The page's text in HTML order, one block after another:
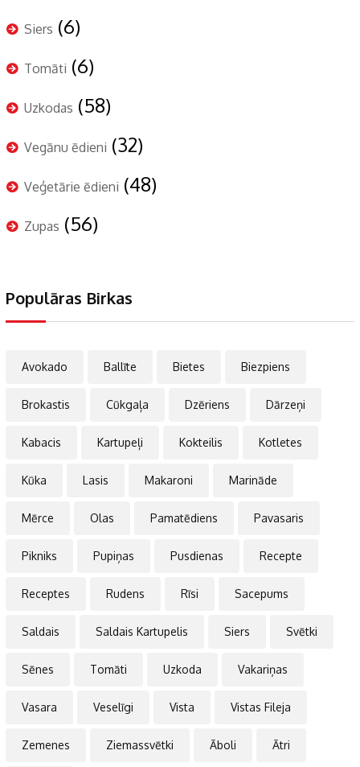
Siers (6)
Tomāti (6)
Uzkodas (58)
Vegānu ēdieni (32)
Veģetārie ēdieni (48)
Zupas (56)
Populāras Birkas
Avokado Ballīte Bietes Biezpiens
Brokastis Cūkgaļa Dzēriens Dārzeņi
Kabacis Kartupeļi Kokteilis Kotletes
Kūka Lasis Makaroni Marināde
Mērce Olas Pamatēdiens Pavasaris
Pikniks Pupiņas Pusdienas Recepte
Receptes Rudens Rīsi Sacepums
Saldais Saldais Kartupelis Siers Svētki
Sēnes Tomāti Uzkoda Vakariņas
Vasara Veselīgi Vista Vistas Fileja
Zemenes Ziemassvētki Āboli Ātri